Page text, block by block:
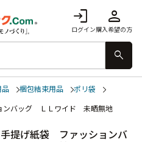
login
ログイン
person
購入希望の方
search
品 梱包結束用品
ポリ袋
ンバッグ ＬＬワイド 未晒無地
提げ紙袋 ファッションバ